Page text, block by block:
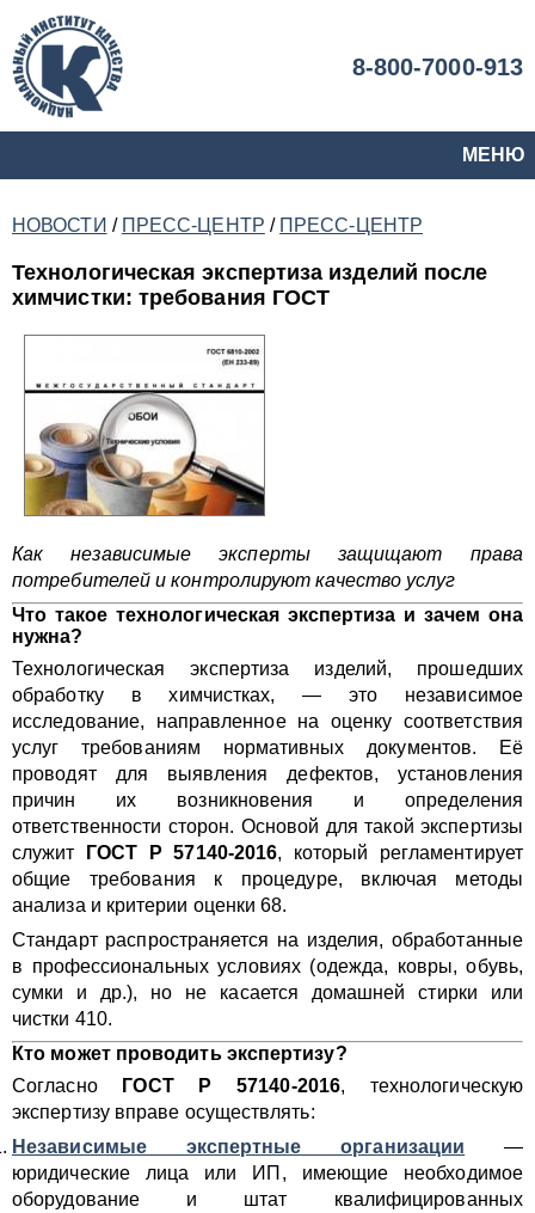
8-800-7000-913
МЕНЮ
НОВОСТИ / ПРЕСС-ЦЕНТР / ПРЕСС-ЦЕНТР
Технологическая экспертиза изделий после
химчистки: требования ГОСТ
Как независимые эксперты защищают права
потребителей и контролируют качество услуг
Что такое технологическая экспертиза и зачем она
нужна?
Технологическая экспертиза изделий, прошедших
обработку в химчистках, — это независимое
исследование, направленное на оценку соответствия
услуг требованиям нормативных документов. Её
проводят для выявления дефектов, установления
причин их возникновения и определения
ответственности сторон. Основой для такой экспертизы
служит
ГОСТ Р 57140-2016, который регламентирует
общие требования к процедуре, включая методы
анализа и критерии оценки 68.
Стандарт распространяется на изделия, обработанные
в профессиональных условиях (одежда, ковры, обувь,
сумки и др.), но не касается домашней стирки или
чистки 410.
Кто может проводить экспертизу?
Согласно
ГОСТ Р 57140-2016, технологическую
экспертизу вправе осуществлять:
Независимые экспертные организации —
юридические лица или ИП, имеющие необходимое
оборудование и штат квалифицированных